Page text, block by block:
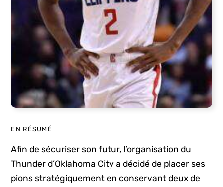
EN RÉSUMÉ
Afin de sécuriser son futur, l’organisation du
Thunder d’Oklahoma City a décidé de placer ses
pions stratégiquement en conservant deux de